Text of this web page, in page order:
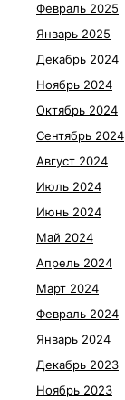
Февраль 2025
Январь 2025
Декабрь 2024
Ноябрь 2024
Октябрь 2024
Сентябрь 2024
Август 2024
Июль 2024
Июнь 2024
Май 2024
Апрель 2024
Март 2024
Февраль 2024
Январь 2024
Декабрь 2023
Ноябрь 2023